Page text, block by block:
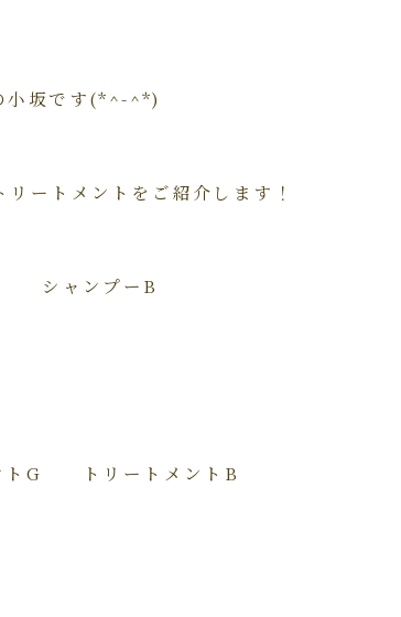
小坂です(*^-^*)
ートメントをご紹介します！
G シャンプーB
ントG トリートメントB